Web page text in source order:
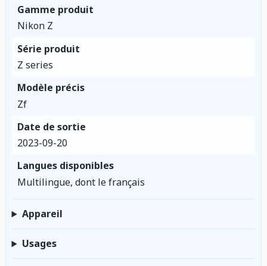
Gamme produit
Nikon Z
Série produit
Z series
Modèle précis
Zf
Date de sortie
2023-09-20
Langues disponibles
Multilingue, dont le français
Appareil
Usages